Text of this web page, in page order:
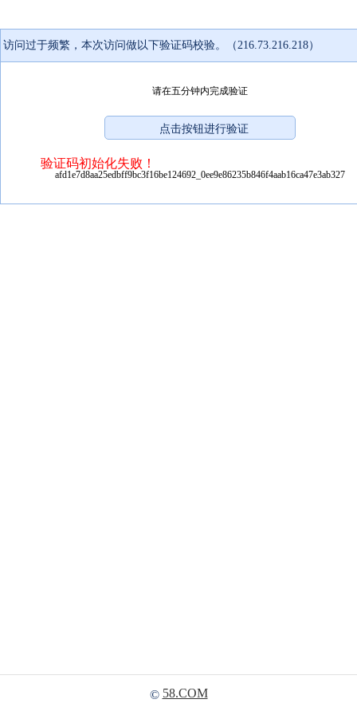
访问过于频繁，本次访问做以下验证码校验。（216.73.216.218）
请在五分钟内完成验证
验证码初始化失败！
afd1e7d8aa25edbff9bc3f16be124692_0ee9e86235b846f4aab16ca47e3ab327
© 58.COM